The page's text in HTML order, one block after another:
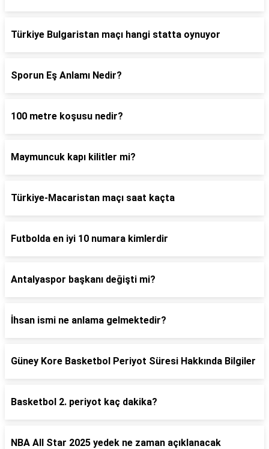
Türkiye Bulgaristan maçı hangi statta oynuyor
Sporun Eş Anlamı Nedir?
100 metre koşusu nedir?
Maymuncuk kapı kilitler mi?
Türkiye-Macaristan maçı saat kaçta
Futbolda en iyi 10 numara kimlerdir
Antalyaspor başkanı değişti mi?
İhsan ismi ne anlama gelmektedir?
Güney Kore Basketbol Periyot Süresi Hakkında Bilgiler
Basketbol 2. periyot kaç dakika?
NBA All Star 2025 yedek ne zaman açıklanacak